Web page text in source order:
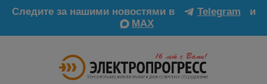
Следите за нашими новостями в Telegram
и
MAX